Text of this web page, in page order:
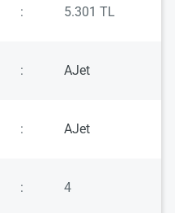
: 5.301 TL
: AJet
: AJet
: 4